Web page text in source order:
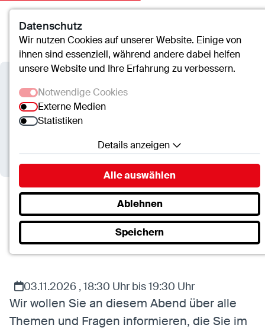
Kontakt Suche Menü
Informationsabend für
werdende Eltern
Verbundkrankenhaus
Bernkastel/Wittlich
Verbundkrankenhaus Bernkastel/Wittlich
Informationsabend für werdende Eltern
03.11.2026 , 18:30 Uhr bis 19:30 Uhr
Wir wollen Sie an diesem Abend über alle
Themen und Fragen informieren, die Sie im
Datenschutz
Wir nutzen Cookies auf unserer Website. Einige von
ihnen sind essenziell, während andere dabei helfen
unsere Website und Ihre Erfahrung zu verbessern.
Notwendige Cookies
Externe Medien
Statistiken
Details anzeigen
Notwendige Cookies
Essenzielle Cookies ermöglichen grundlegende
Funktionen und sind für die einwandfreie Funktion
der Website erforderlich.
SC.Cookie
Name:mscookie
Zweck: Speichert die vom Benutzer ausgewählten
Cookieeinstellungen.
Cookie Laufzeit: 2 Wochen
Alle auswählen
Ablehnen
Speichern